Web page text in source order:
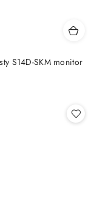
S14D-SKM monitor